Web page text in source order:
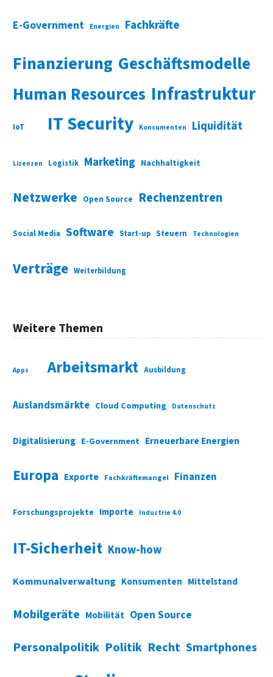
E-Government Energien Fachkräfte
Finanzierung Geschäftsmodelle
Human Resources Infrastruktur
IoT IT Security Konsumenten Liquidität
Lizenzen Logistik Marketing Nachhaltigkeit
Netzwerke Open Source Rechenzentren
Social Media Software Start-up Steuern Technologien
Verträge Weiterbildung
Weitere Themen
Apps Arbeitsmarkt Ausbildung
Auslandsmärkte Cloud Computing Datenschutz
Digitalisierung E-Government Erneuerbare Energien
Europa Exporte Fachkräftemangel Finanzen
Forschungsprojekte Importe Industrie 4.0
IT-Sicherheit Know-how
Kommunalverwaltung Konsumenten Mittelstand
Mobilgeräte Mobilität Open Source
Personalpolitik Politik Recht Smartphones